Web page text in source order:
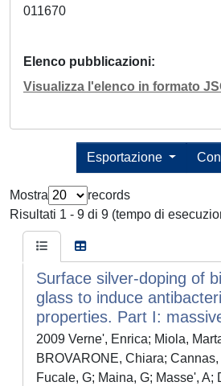
011670
Elenco pubblicazioni
Visualizza l'elenco in formato
Esportazione
Mostra
records
Risultati 1 - 9 di 9 (tempo di
Surface silver-doping of
glass to induce
properties. Part I:
2009 Verne', Enrica; Miola,
BROVARONE, Chiara; Cannas,
Fucale, G; Maina, G; Masse', A;